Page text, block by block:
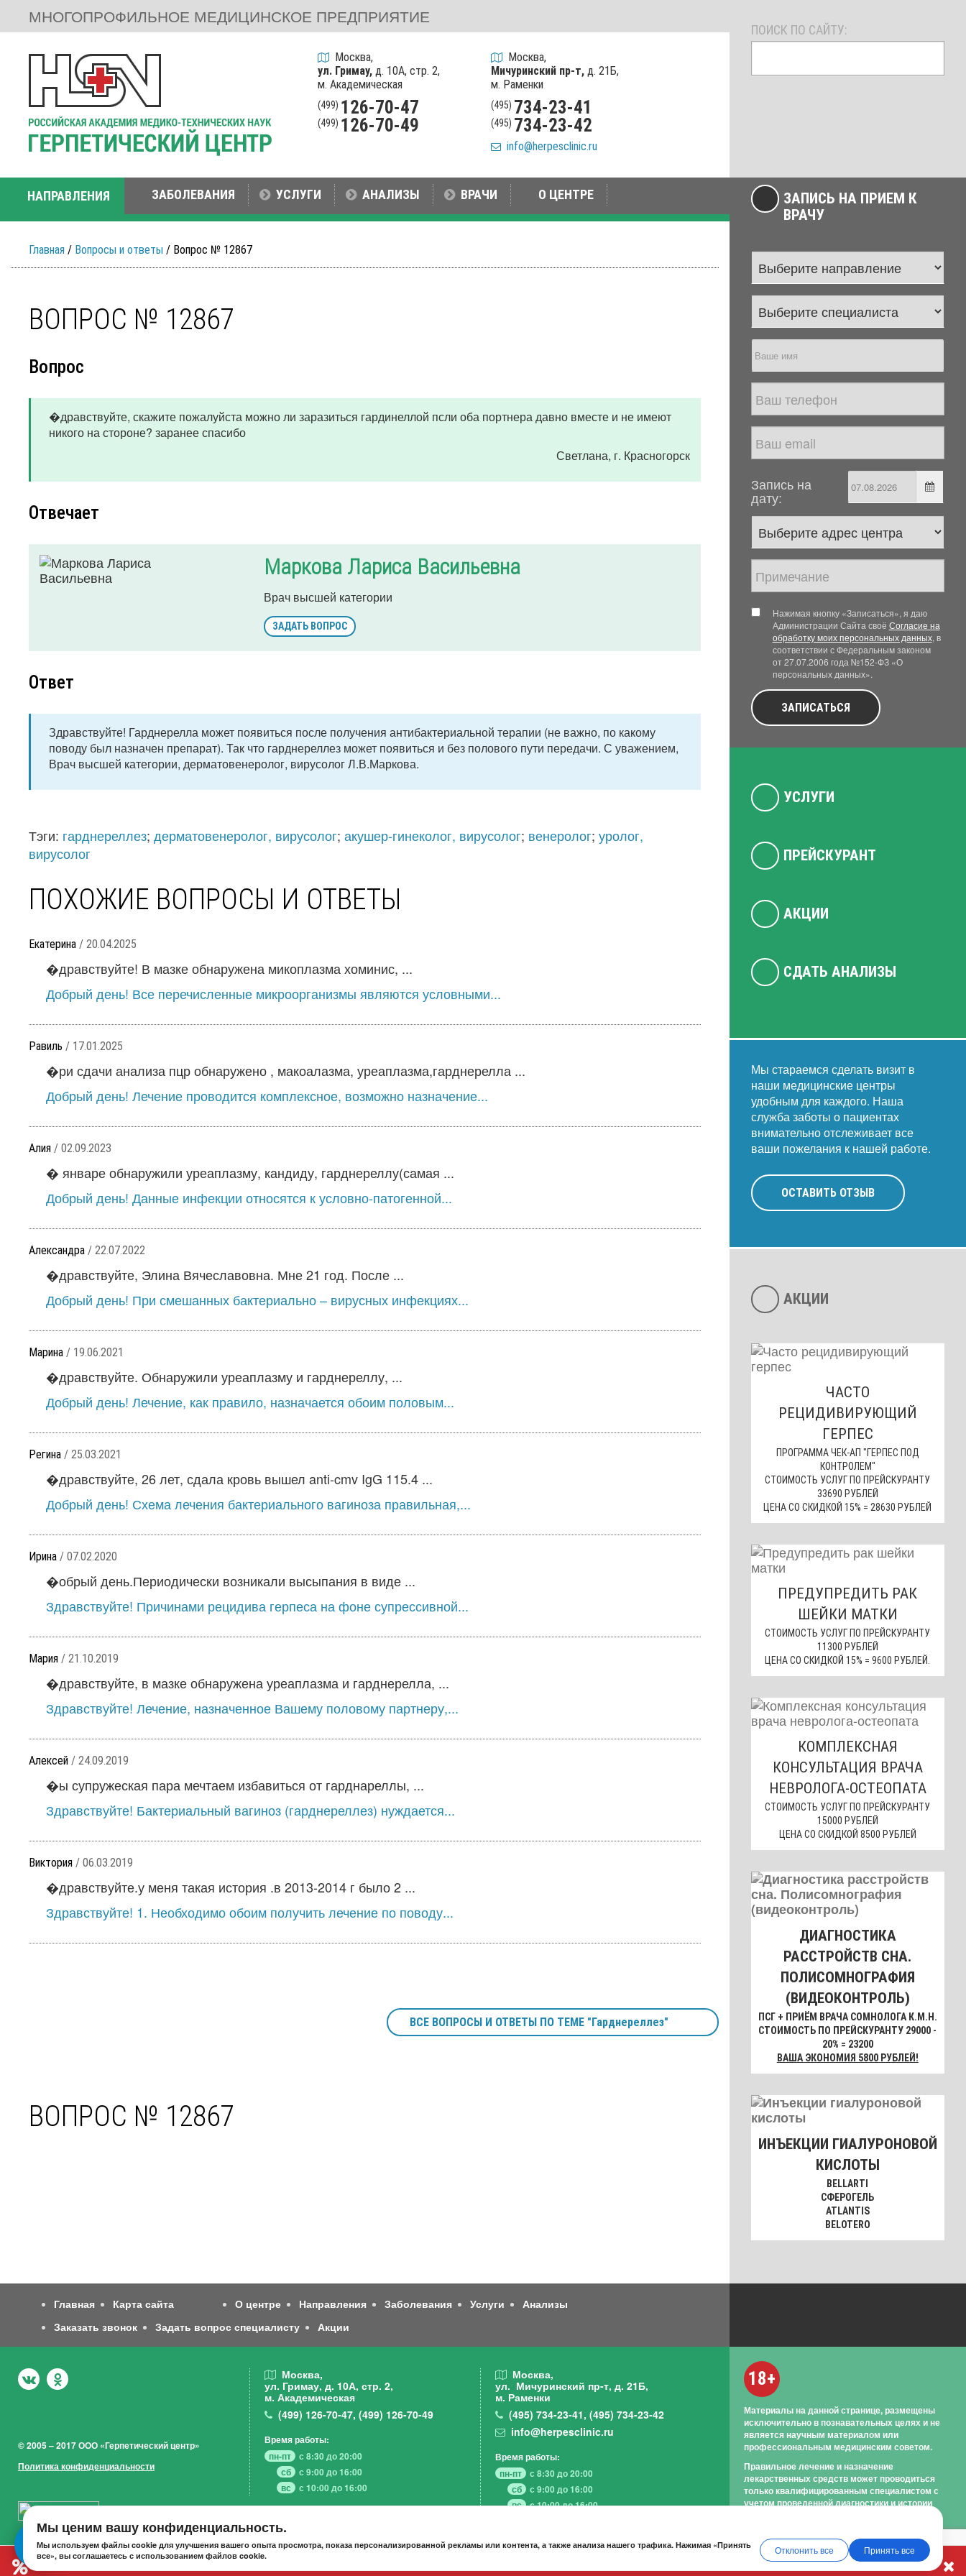
МНОГОПРОФИЛЬНОЕ МЕДИЦИНСКОЕ ПРЕДПРИЯТИЕ
Москва,
ул. Гримау,д. 10А, стр. 2,
м. Академическая
(499) 126-70-47
(499) 126-70-49
Москва,
Мичуринский пр-т, д. 21Б,
м. Раменки
(495) 734-23-41
(495) 734-23-42
info@herpesclinic.ru
ПОИСК ПО САЙТУ:
НАПРАВЛЕНИЯ ЗАБОЛЕВАНИЯ УСЛУГИ АНАЛИЗЫ ВРАЧИ О ЦЕНТРЕ
Главная / Вопросы и ответы / Вопрос № 12867
ВОПРОС № 12867
Вопрос
�дравствуйте, скажите пожалуйста можно ли заразиться гардинеллой псли оба портнера давно вместе и не имеют
никого на стороне? заранее спасибо
Светлана, г. Красногорск
Отвечает
Маркова Лариса Васильевна
Врач высшей категории
ЗАДАТЬ ВОПРОС
Ответ
Здравствуйте! Гарднерелла может появиться после получения антибактериальной терапии (не важно, по какому
поводу был назначен препарат). Так что гарднереллез может появиться и без полового пути передачи. С уважением,
Врач высшей категории, дерматовенеролог, вирусолог Л.В.Маркова.
Тэги: гарднереллез; дерматовенеролог, вирусолог; акушер-гинеколог, вирусолог; венеролог; уролог,
вирусолог
ПОХОЖИЕ ВОПРОСЫ И ОТВЕТЫ
Екатерина / 20.04.2025
�дравствуйте! В мазке обнаружена микоплазма хоминис, ...
Добрый день! Все перечисленные микроорганизмы являются условными...
Равиль / 17.01.2025
�ри сдачи анализа пцр обнаружено , макоалазма, уреаплазма,гарднерелла ...
Добрый день! Лечение проводится комплексное, возможно назначение...
Алия / 02.09.2023
� январе обнаружили уреаплазму, кандиду, гарднереллу(самая ...
Добрый день! Данные инфекции относятся к условно-патогенной...
Александра / 22.07.2022
�дравствуйте, Элина Вячеславовна. Мне 21 год. После ...
Добрый день! При смешанных бактериально – вирусных инфекциях...
Марина / 19.06.2021
�дравствуйте. Обнаружили уреаплазму и гарднереллу, ...
Добрый день! Лечение, как правило, назначается обоим половым...
Регина / 25.03.2021
�дравствуйте, 26 лет, сдала кровь вышел anti-cmv IgG 115.4 ...
Добрый день! Схема лечения бактериального вагиноза правильная,...
Ирина / 07.02.2020
�обрый день.Периодически возникали высыпания в виде ...
Здравствуйте! Причинами рецидива герпеса на фоне супрессивной...
Мария / 21.10.2019
�дравствуйте, в мазке обнаружена уреаплазма и гарднерелла, ...
Здравствуйте! Лечение, назначенное Вашему половому партнеру,...
Алексей / 24.09.2019
�ы супружеская пара мечтаем избавиться от гарднареллы, ...
Здравствуйте! Бактериальный вагиноз (гарднереллез) нуждается...
Виктория / 06.03.2019
�дравствуйте.у меня такая история .в 2013-2014 г было 2 ...
Здравствуйте! 1. Необходимо обоим получить лечение по поводу...
ВСЕ ВОПРОСЫ И ОТВЕТЫ ПО ТЕМЕ "Гарднереллез"
ВОПРОС № 12867
ЗАПИСЬ НА ПРИЕМ К
ВРАЧУ
Запись на
дату:
Нажимая кнопку «Записаться», я даю
Администрации Сайта своё Согласие на
обработку моих персональных данных, в
соответствии с Федеральным законом
от 27.07.2006 года №152-ФЗ «О
персональных данных».
ЗАПИСАТЬСЯ
УСЛУГИ
ПРЕЙСКУРАНТ
АКЦИИ
СДАТЬ АНАЛИЗЫ
Мы стараемся сделать визит в
наши медицинские центры
удобным для каждого. Наша
служба заботы о пациентах
внимательно отслеживает все
ваши пожелания к нашей работе.
ОСТАВИТЬ ОТЗЫВ
АКЦИИ
ЧАСТО
РЕЦИДИВИРУЮЩИЙ
ГЕРПЕС
ПРОГРАММА ЧЕК-АП "ГЕРПЕС ПОД
КОНТРОЛЕМ"
СТОИМОСТЬ УСЛУГ ПО ПРЕЙСКУРАНТУ
33690 РУБЛЕЙ
ЦЕНА СО СКИДКОЙ 15% = 28630 РУБЛЕЙ
ПРЕДУПРЕДИТЬ РАК
ШЕЙКИ МАТКИ
СТОИМОСТЬ УСЛУГ ПО ПРЕЙСКУРАНТУ
11300 РУБЛЕЙ
ЦЕНА СО СКИДКОЙ 15% = 9600 РУБЛЕЙ.
КОМПЛЕКСНАЯ
КОНСУЛЬТАЦИЯ ВРАЧА
НЕВРОЛОГА-ОСТЕОПАТА
СТОИМОСТЬ УСЛУГ ПО ПРЕЙСКУРАНТУ
15000 РУБЛЕЙ
ЦЕНА СО СКИДКОЙ 8500 РУБЛЕЙ
ДИАГНОСТИКА
РАССТРОЙСТВ СНА.
ПОЛИСОМНОГРАФИЯ
(ВИДЕОКОНТРОЛЬ)
ПСГ + ПРИЁМ ВРАЧА СОМНОЛОГА К.М.Н.
СТОИМОСТЬ ПО ПРЕЙСКУРАНТУ 29000 -
20% = 23200
ВАША ЭКОНОМИЯ 5800 РУБЛЕЙ!
ИНЪЕКЦИИ ГИАЛУРОНОВОЙ
КИСЛОТЫ
BELLARTI
СФЕРОГЕЛЬ
ATLANTIS
BELOTERO
Главная Карта сайта О центре Направления Заболевания Услуги
Анализы
Заказать звонок
Задать вопрос специалисту Акции
© 2005 – 2017 ООО «Герпетический центр»
Политика конфиденциальности
Москва,
ул. Гримау, д. 10А, стр. 2,
м. Академическая
(499) 126-70-47, (499) 126-70-49
Время работы:
пн-пт
с 8:30 до 20:00
сб
с 9:00 до 16:00
вс
с 10:00 до 16:00
Москва,
ул. Мичуринский пр-т, д. 21Б,
м. Раменки
(495)734-23-41,(495)734-23-42
info@herpesclinic.ru
Время работы:
пн-пт
с 8:30 до 20:00
сб
с 9:00 до 16:00
вс
с 10:00 до 16:00
18+
Материалы на данной странице, размещены
исключительно в познавательных целях и не
является научным материалом или
профессиональным медицинским советом.
Правильное лечение и назначение
лекарственных средств может проводиться
только квалифицированным специалистом с
учетом проведенной диагностики и истории
Мы ценим вашу конфиденциальность.
Мы используем файлы cookie для улучшения вашего опыта просмотра, показа персонализированной рекламы или контента, а также анализа нашего трафика. Нажимая «Принять
все», вы соглашаетесь с использованием файлов cookie.
Отклонить все Принять все